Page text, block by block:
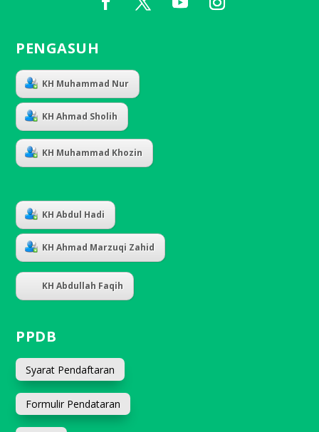
PENGASUH
KH Muhammad Nur
KH Ahmad Sholih
KH Muhammad Khozin
KH Abdul Hadi
KH Ahmad Marzuqi Zahid
KH Abdullah Faqih
PPDB
Syarat Pendaftaran
Formulir Pendataran